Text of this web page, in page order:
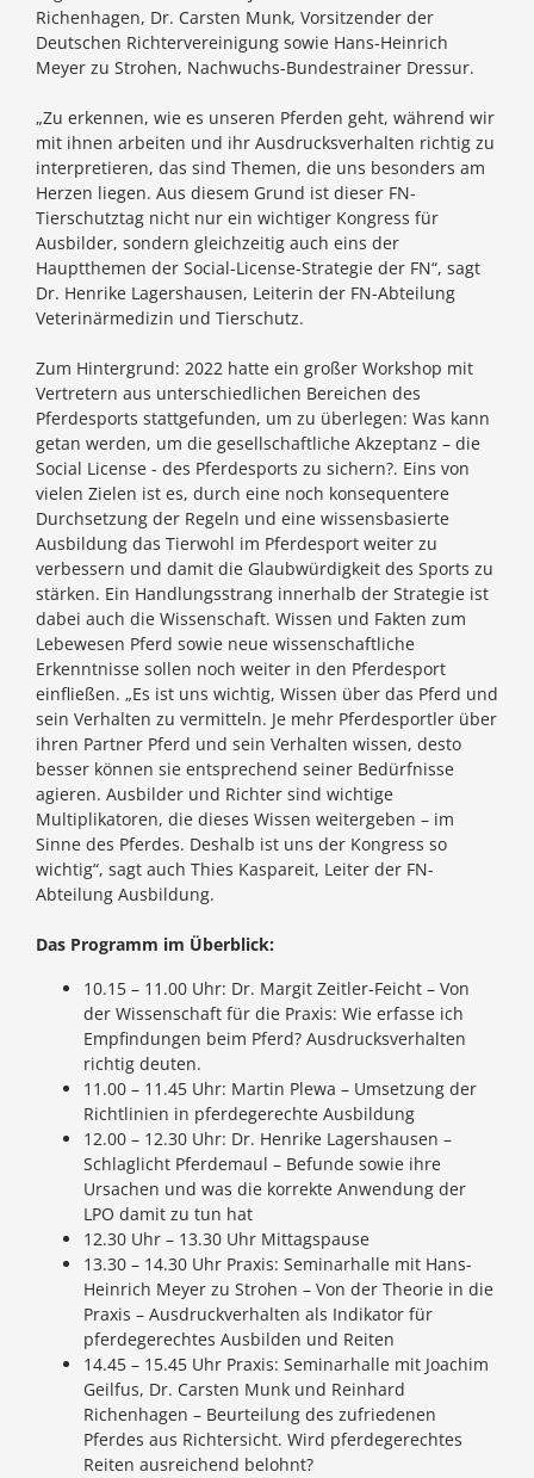
Richenhagen, Dr. Carsten Munk, Vorsitzender der
Deutschen Richtervereinigung sowie Hans-Heinrich
Meyer zu Strohen, Nachwuchs-Bundestrainer Dressur.
„Zu erkennen, wie es unseren Pferden geht, während wir
mit ihnen arbeiten und ihr Ausdrucksverhalten richtig zu
interpretieren, das sind Themen, die uns besonders am
Herzen liegen. Aus diesem Grund ist dieser FN-
Tierschutztag nicht nur ein wichtiger Kongress für
Ausbilder, sondern gleichzeitig auch eins der
Hauptthemen der Social-License-Strategie der FN“, sagt
Dr. Henrike Lagershausen, Leiterin der FN-Abteilung
Veterinärmedizin und Tierschutz.
Zum Hintergrund: 2022 hatte ein großer Workshop mit
Vertretern aus unterschiedlichen Bereichen des
Pferdesports stattgefunden, um zu überlegen: Was kann
getan werden, um die gesellschaftliche Akzeptanz – die
Social License - des Pferdesports zu sichern?. Eins von
vielen Zielen ist es, durch eine noch konsequentere
Durchsetzung der Regeln und eine wissensbasierte
Ausbildung das Tierwohl im Pferdesport weiter zu
verbessern und damit die Glaubwürdigkeit des Sports zu
stärken. Ein Handlungsstrang innerhalb der Strategie ist
dabei auch die Wissenschaft. Wissen und Fakten zum
Lebewesen Pferd sowie neue wissenschaftliche
Erkenntnisse sollen noch weiter in den Pferdesport
einfließen. „Es ist uns wichtig, Wissen über das Pferd und
sein Verhalten zu vermitteln. Je mehr Pferdesportler über
ihren Partner Pferd und sein Verhalten wissen, desto
besser können sie entsprechend seiner Bedürfnisse
agieren. Ausbilder und Richter sind wichtige
Multiplikatoren, die dieses Wissen weitergeben – im
Sinne des Pferdes. Deshalb ist uns der Kongress so
wichtig“, sagt auch Thies Kaspareit, Leiter der FN-
Abteilung Ausbildung.
Das Programm im Überblick:
10.15 – 11.00 Uhr: Dr. Margit Zeitler-Feicht – Von
der Wissenschaft für die Praxis: Wie erfasse ich
Empfindungen beim Pferd? Ausdrucksverhalten
richtig deuten.
11.00 – 11.45 Uhr: Martin Plewa – Umsetzung der
Richtlinien in pferdegerechte Ausbildung
12.00 – 12.30 Uhr: Dr. Henrike Lagershausen –
Schlaglicht Pferdemaul – Befunde sowie ihre
Ursachen und was die korrekte Anwendung der
LPO damit zu tun hat
12.30 Uhr – 13.30 Uhr Mittagspause
13.30 – 14.30 Uhr Praxis: Seminarhalle mit Hans-
Heinrich Meyer zu Strohen – Von der Theorie in die
Praxis – Ausdruckverhalten als Indikator für
pferdegerechtes Ausbilden und Reiten
14.45 – 15.45 Uhr Praxis: Seminarhalle mit Joachim
Geilfus, Dr. Carsten Munk und Reinhard
Richenhagen – Beurteilung des zufriedenen
Pferdes aus Richtersicht. Wird pferdegerechtes
Reiten ausreichend belohnt?